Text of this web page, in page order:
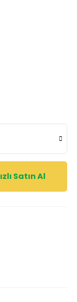
Satın Al